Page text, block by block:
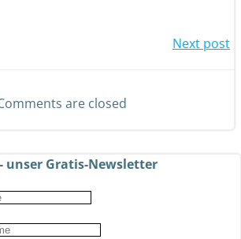
Next post
are closed
unser Gratis-Newsletter